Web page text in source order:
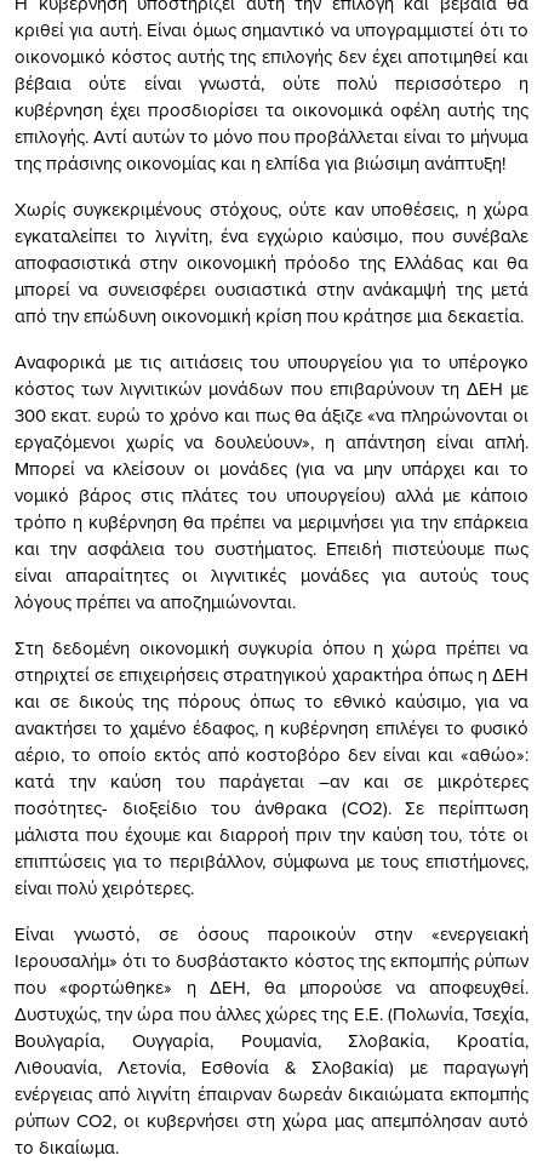
κριθεί για αυτή. Είναι όμως σημαντικό να υπογραμμιστεί ότι το
οικονομικό κόστος αυτής της επιλογής δεν έχει αποτιμηθεί και
βέβαια ούτε είναι γνωστά, ούτε πολύ περισσότερο η
κυβέρνηση έχει προσδιορίσει τα οικονομικά οφέλη αυτής της
επιλογής. Αντί αυτών το μόνο που προβάλλεται είναι το μήνυμα
της πράσινης οικονομίας και η ελπίδα για βιώσιμη ανάπτυξη!
Χωρίς συγκεκριμένους στόχους, ούτε καν υποθέσεις, η χώρα
εγκαταλείπει το λιγνίτη, ένα εγχώριο καύσιμο, που συνέβαλε
αποφασιστικά στην οικονομική πρόοδο της Ελλάδας και θα
μπορεί να συνεισφέρει ουσιαστικά στην ανάκαμψή της μετά
από την επώδυνη οικονομική κρίση που κράτησε μια δεκαετία.
Αναφορικά με τις αιτιάσεις του υπουργείου για το υπέρογκο
κόστος των λιγνιτικών μονάδων που επιβαρύνουν τη ΔΕΗ με
300 εκατ. ευρώ το χρόνο και πως θα άξιζε «να πληρώνονται οι
εργαζόμενοι χωρίς να δουλεύουν», η απάντηση είναι απλή.
Μπορεί να κλείσουν οι μονάδες (για να μην υπάρχει και το
νομικό βάρος στις πλάτες του υπουργείου) αλλά με κάποιο
τρόπο η κυβέρνηση θα πρέπει να μεριμνήσει για την επάρκεια
και την ασφάλεια του συστήματος. Επειδή πιστεύουμε πως
είναι απαραίτητες οι λιγνιτικές μονάδες για αυτούς τους
λόγους πρέπει να αποζημιώνονται.
Στη δεδομένη οικονομική συγκυρία όπου η χώρα πρέπει να
στηριχτεί σε επιχειρήσεις στρατηγικού χαρακτήρα όπως η ΔΕΗ
και σε δικούς της πόρους όπως το εθνικό καύσιμο, για να
ανακτήσει το χαμένο έδαφος, η κυβέρνηση επιλέγει το φυσικό
αέριο, το οποίο εκτός από κοστοβόρο δεν είναι και «αθώο»:
κατά την καύση του παράγεται –αν και σε μικρότερες
ποσότητες- διοξείδιο του άνθρακα (CO2). Σε περίπτωση
μάλιστα που έχουμε και διαρροή πριν την καύση του, τότε οι
επιπτώσεις για το περιβάλλον, σύμφωνα με τους επιστήμονες,
είναι πολύ χειρότερες.
Είναι γνωστό, σε όσους παροικούν στην «ενεργειακή
Ιερουσαλήμ» ότι το δυσβάστακτο κόστος της εκπομπής ρύπων
που «φορτώθηκε» η ΔΕΗ, θα μπορούσε να αποφευχθεί.
Δυστυχώς, την ώρα που άλλες χώρες της Ε.Ε. (Πολωνία, Τσεχία,
Βουλγαρία, Ουγγαρία, Ρουμανία, Σλοβακία, Κροατία,
Λιθουανία, Λετονία, Εσθονία & Σλοβακία) με παραγωγή
ενέργειας από λιγνίτη έπαιρναν δωρεάν δικαιώματα εκπομπής
ρύπων CO2, οι κυβερνήσει στη χώρα μας απεμπόλησαν αυτό
το δικαίωμα.